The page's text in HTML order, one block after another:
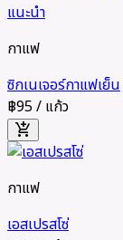
แนะนำ
กาแฟ
ซิกเนเจอร์กาแฟเย็น
฿95/ แก้ว
add_shopping_cart
กาแฟ
เอสเปรสโซ่